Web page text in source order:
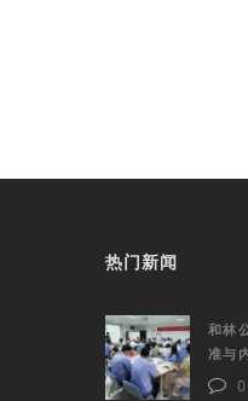
热门新闻
和林
准与